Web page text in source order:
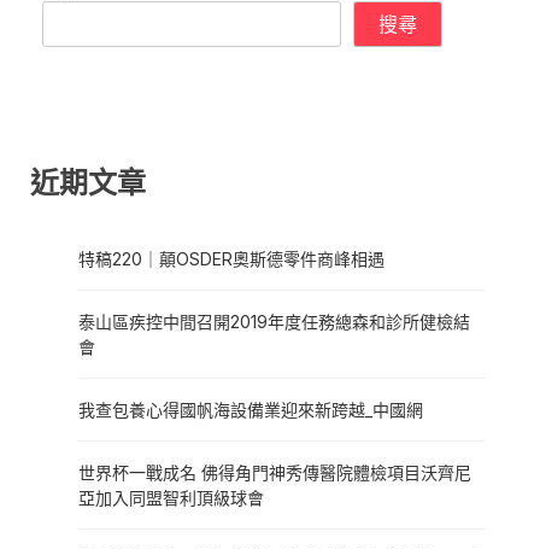
搜尋
近期文章
特稿220｜顛OSDER奧斯德零件商峰相遇
泰山區疾控中間召開2019年度任務總森和診所健檢結
會
我查包養心得國帆海設備業迎來新跨越_中國網
世界杯一戰成名 佛得角門神秀傳醫院體檢項目沃齊尼
亞加入同盟智利頂級球會